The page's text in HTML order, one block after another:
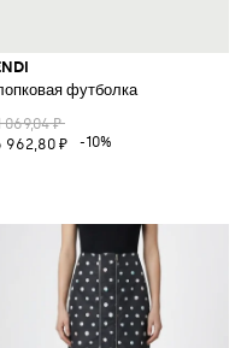
футболка
069,04 ₽
962,80 ₽
-10%